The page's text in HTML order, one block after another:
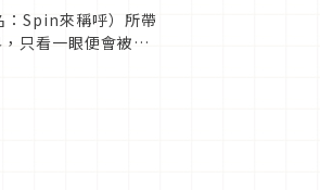
Spin來稱呼）所帶
只看一眼便會被